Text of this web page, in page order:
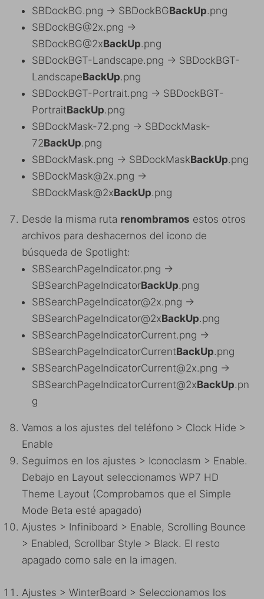
SBDockBG.png -> SBDockBGBackUp.png
SBDockBG@2x.png ->
SBDockBG@2xBackUp.png
SBDockBGT-Landscape.png -> SBDockBGT-
LandscapeBackUp.png
SBDockBGT-Portrait.png -> SBDockBGT-
PortraitBackUp.png
SBDockMask-72.png -> SBDockMask-
72BackUp.png
SBDockMask.png -> SBDockMaskBackUp.png
SBDockMask@2x.png ->
SBDockMask@2xBackUp.png
Desde la misma ruta renombramos estos otros
archivos para deshacernos del icono de
búsqueda de Spotlight:
SBSearchPageIndicator.png ->
SBSearchPageIndicatorBackUp.png
SBSearchPageIndicator@2x.png ->
SBSearchPageIndicator@2xBackUp.png
SBSearchPageIndicatorCurrent.png ->
SBSearchPageIndicatorCurrentBackUp.png
SBSearchPageIndicatorCurrent@2x.png ->
SBSearchPageIndicatorCurrent@2xBackUp.pn
g
Vamos a los ajustes del teléfono > Clock Hide >
Enable
Seguimos en los ajustes > Iconoclasm > Enable.
Debajo en Layout seleccionamos WP7 HD
Theme Layout (Comprobamos que el Simple
Mode Beta esté apagado)
Ajustes > Infiniboard > Enable, Scrolling Bounce
> Enabled, Scrollbar Style > Black. El resto
apagado como sale en la imagen.
Ajustes > WinterBoard > Seleccionamos los